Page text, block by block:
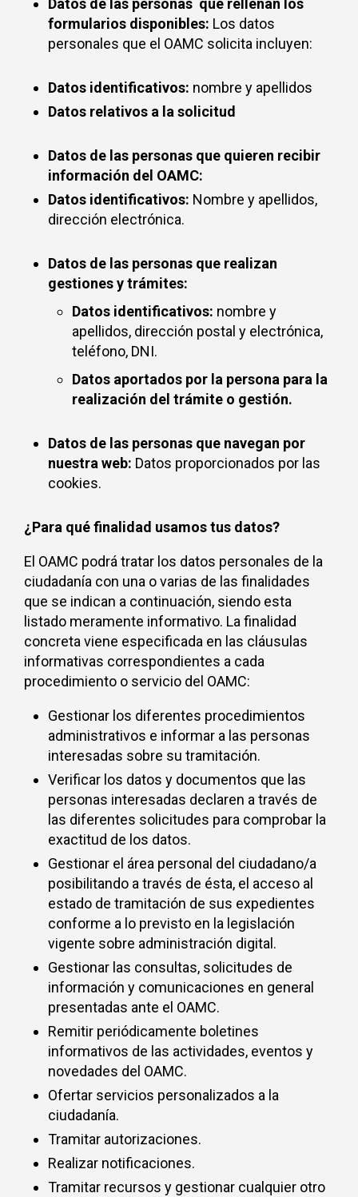
Datos de las personas que rellenan los
formularios disponibles: Los datos
personales que el OAMC solicita incluyen:
Datos identificativos: nombre y apellidos
Datos relativos a la solicitud
Datos de las personas que quieren recibir
información del OAMC:
Datos identificativos: Nombre y apellidos,
dirección electrónica.
Datos de las personas que realizan
gestiones y trámites:
Datos identificativos: nombre y
apellidos, dirección postal y electrónica,
teléfono, DNI.
Datos aportados por la persona para la
realización del trámite o gestión.
Datos de las personas que navegan por
nuestra web: Datos proporcionados por las
cookies.
¿Para qué finalidad usamos tus datos?
El OAMC podrá tratar los datos personales de la
ciudadanía con una o varias de las finalidades
que se indican a continuación, siendo esta
listado meramente informativo. La finalidad
concreta viene especificada en las cláusulas
informativas correspondientes a cada
procedimiento o servicio del OAMC:
Gestionar los diferentes procedimientos
administrativos e informar a las personas
interesadas sobre su tramitación.
Verificar los datos y documentos que las
personas interesadas declaren a través de
las diferentes solicitudes para comprobar la
exactitud de los datos.
Gestionar el área personal del ciudadano/a
posibilitando a través de ésta, el acceso al
estado de tramitación de sus expedientes
conforme a lo previsto en la legislación
vigente sobre administración digital.
Gestionar las consultas, solicitudes de
información y comunicaciones en general
presentadas ante el OAMC.
Remitir periódicamente boletines
informativos de las actividades, eventos y
novedades del OAMC.
Ofertar servicios personalizados a la
ciudadanía.
Tramitar autorizaciones.
Realizar notificaciones.
Tramitar recursos y gestionar cualquier otro